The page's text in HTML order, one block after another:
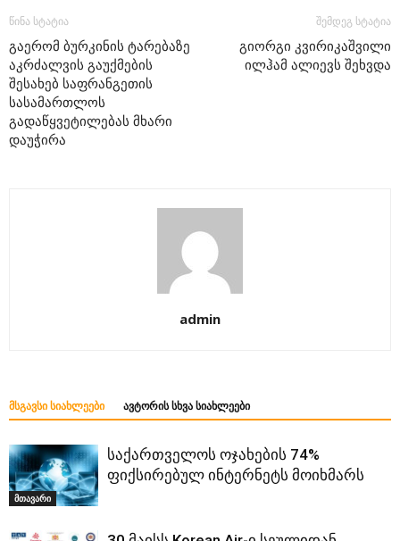
წინა სტატია
გაერომ ბურკინის ტარებაზე
აკრძალვის გაუქმების
შესახებ საფრანგეთის
სასამართლოს
გადაწყვეტილებას მხარი
დაუჭირა
შემდეგ სტატია
გიორგი კვირიკაშვილი
ილჰამ ალიევს შეხვდა
admin
ᲛᲡᲒᲐᲕᲡᲘ ᲡᲘᲐᲮᲚᲔᲔᲑᲘ ᲐᲕᲢᲝᲠᲘᲡ ᲡᲮᲕᲐ ᲡᲘᲐᲮᲚᲔᲔᲑᲘ
მთავარი
საქართველოს ოჯახების 74%
ფიქსირებულ ინტერნეტს მოიხმარს